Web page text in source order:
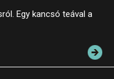
Egy kancsó teával a